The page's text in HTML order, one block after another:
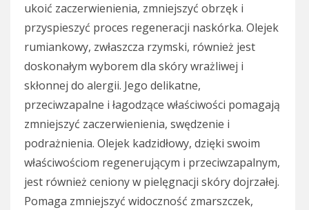
ukoić zaczerwienienia, zmniejszyć obrzęk i
przyspieszyć proces regeneracji naskórka. Olejek
rumiankowy, zwłaszcza rzymski, również jest
doskonałym wyborem dla skóry wrażliwej i
skłonnej do alergii. Jego delikatne,
przeciwzapalne i łagodzące właściwości pomagają
zmniejszyć zaczerwienienia, swędzenie i
podrażnienia. Olejek kadzidłowy, dzięki swoim
właściwościom regenerującym i przeciwzapalnym,
jest również ceniony w pielęgnacji skóry dojrzałej.
Pomaga zmniejszyć widoczność zmarszczek,